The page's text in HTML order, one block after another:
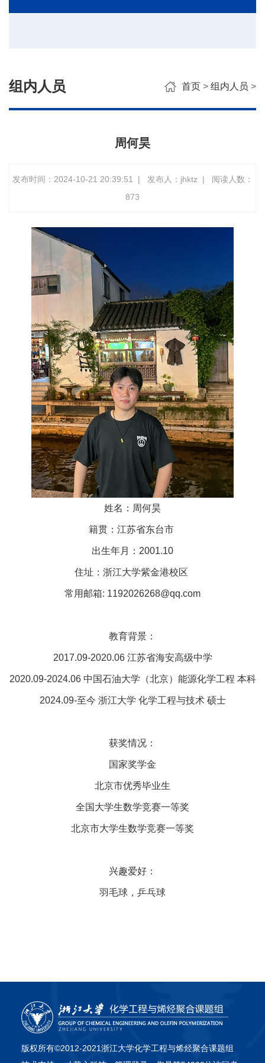
组内人员 首页 > 组内人员 >
周何昊
发布时间：2024-10-21 20:39:51 | 发布人：jhktz | 阅读人数：
873
姓名：周何昊
籍贯：江苏省东台市
出生年月：2001.10
住址：浙江大学紫金港校区
常用邮箱: 1192026268@qq.com
教育背景：
2017.09-2020.06 江苏省海安高级中学
2020.09-2024.06 中国石油大学（北京）能源化学工程 本科
2024.09-至今 浙江大学 化学工程与技术 硕士
获奖情况：
国家奖学金
北京市优秀毕业生
全国大学生数学竞赛一等奖
北京市大学生数学竞赛一等奖
兴趣爱好：
羽毛球，乒乓球
版权所有©2012-2021浙江大学化学工程与烯烃聚合课题组